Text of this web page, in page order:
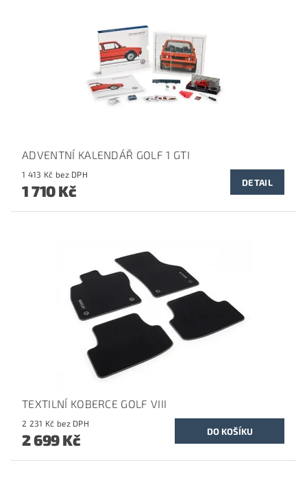
ADVENTNÍ KALENDÁŘ GOLF 1 GTI
1 413 Kč bez DPH
1 710 Kč DETAIL
TEXTILNÍ KOBERCE GOLF VIII
2 231 Kč bez DPH
2 699 Kč